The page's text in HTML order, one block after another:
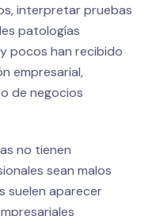
interpretar pruebas
patologías
pocos han recibido
empresarial,
de negocios
no tienen
sean malos
suelen aparecer